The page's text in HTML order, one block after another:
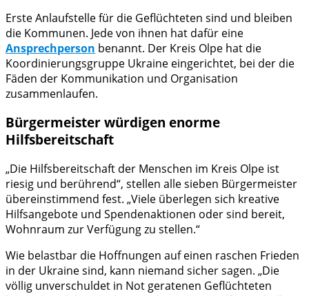
Erste Anlaufstelle für die Geflüchteten sind und bleiben
die Kommunen. Jede von ihnen hat dafür eine
Ansprechperson benannt. Der Kreis Olpe hat die
Koordinierungsgruppe Ukraine eingerichtet, bei der die
Fäden der Kommunikation und Organisation
zusammenlaufen.
Bürgermeister würdigen enorme
Hilfsbereitschaft
„Die Hilfsbereitschaft der Menschen im Kreis Olpe ist
riesig und berührend“, stellen alle sieben Bürgermeister
übereinstimmend fest. „Viele überlegen sich kreative
Hilfsangebote und Spendenaktionen oder sind bereit,
Wohnraum zur Verfügung zu stellen.“
Wie belastbar die Hoffnungen auf einen raschen Frieden
in der Ukraine sind, kann niemand sicher sagen. „Die
völlig unverschuldet in Not geratenen Geflüchteten